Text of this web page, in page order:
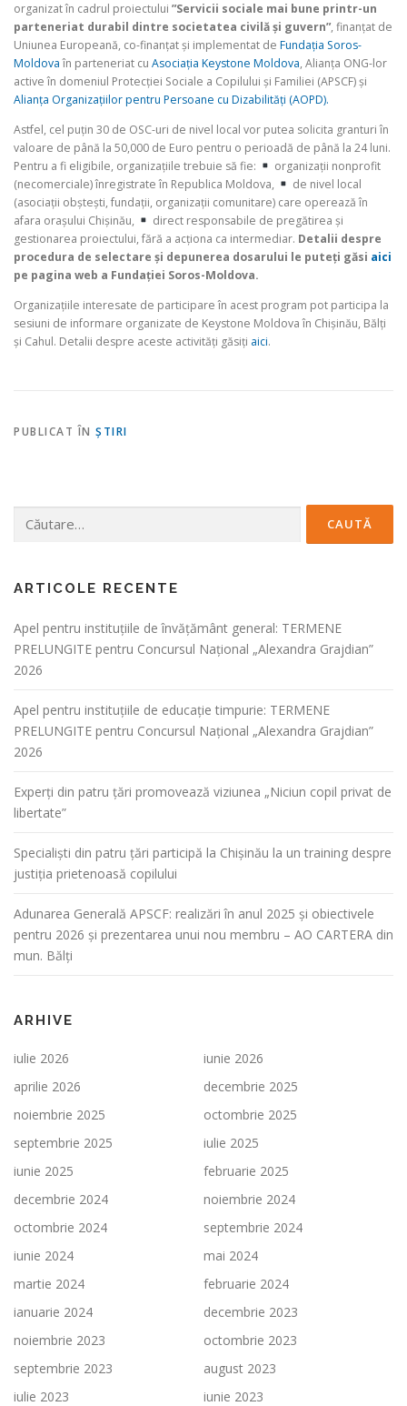
organizat în cadrul proiectului ”Servicii sociale mai bune printr-un
parteneriat durabil dintre societatea civilă și guvern”, finanțat de
Uniunea Europeană, co-finanțat și implementat de Fundația Soros-
Moldovaîn parteneriat cu Asociația Keystone Moldova, Alianța ONG-lor
active în domeniul Protecției Sociale a Copilului și Familiei (APSCF) și
Alianța Organizațiilor pentru Persoane cu Dizabilități (AOPD).
Astfel, cel puțin 30 de OSC-uri de nivel local vor putea solicita granturi în
valoare de până la 50,000 de Euro pentru o perioadă de până la 24 luni.
Pentru a fi eligibile, organizațiile trebuie să fie:
organizații nonprofit
(necomerciale) înregistrate în Republica Moldova,
de nivel local
(asociații obștești, fundații, organizații comunitare) care operează în
afara orașului Chișinău,
direct responsabile de pregătirea și
gestionarea proiectului, fără a acționa ca intermediar. Detalii despre
procedura de selectare și depunerea dosarului le puteți găsi aici
pe pagina web a Fundației Soros-Moldova.
Organizațiile interesate de participare în acest program pot participa la
sesiuni de informare organizate de Keystone Moldova în Chișinău, Bălți
și Cahul. Detalii despre aceste activități găsiți aici.
PUBLICAT ÎN ŞTIRI
după:
ARTICOLE RECENTE
Apel pentru instituțiile de învățământ general: TERMENE
PRELUNGITE pentru Concursul Național „Alexandra Grajdian”
2026
Apel pentru instituțiile de educație timpurie: TERMENE
PRELUNGITE pentru Concursul Național „Alexandra Grajdian”
2026
Experți din patru țări promovează viziunea „Niciun copil privat de
libertate”
Specialiști din patru țări participă la Chișinău la un training despre
justiția prietenoasă copilului
Adunarea Generală APSCF: realizări în anul 2025 și obiectivele
pentru 2026 și prezentarea unui nou membru – AO CARTERA din
mun. Bălți
ARHIVE
iulie 2026
iunie 2026
aprilie 2026
decembrie 2025
noiembrie 2025
octombrie 2025
septembrie 2025
iulie 2025
iunie 2025
februarie 2025
decembrie 2024
noiembrie 2024
octombrie 2024
septembrie 2024
iunie 2024
mai 2024
martie 2024
februarie 2024
ianuarie 2024
decembrie 2023
noiembrie 2023
octombrie 2023
septembrie 2023
august 2023
iulie 2023
iunie 2023